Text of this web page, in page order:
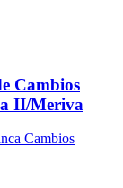
Cambios
II/Meriva
Cambios